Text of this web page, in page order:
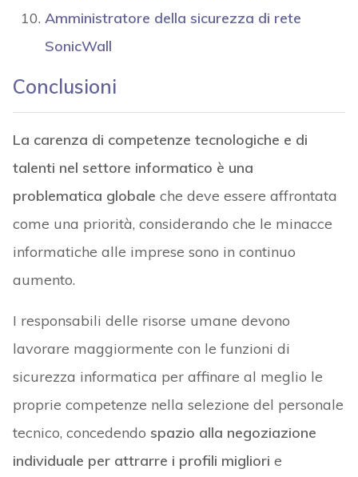
Amministratore della sicurezza di rete
SonicWall
Conclusioni
La carenza di competenze tecnologiche e di
talenti nel settore informatico è una
problematica globale che deve essere affrontata
come una priorità, considerando che le minacce
informatiche alle imprese sono in continuo
aumento.
I responsabili delle risorse umane devono
lavorare maggiormente con le funzioni di
sicurezza informatica per affinare al meglio le
proprie competenze nella selezione del personale
tecnico, concedendo spazio alla negoziazione
individuale per attrarre i profili migliori e